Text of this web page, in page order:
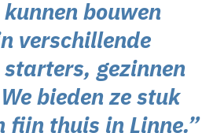
bouwen
verschillende
gezinnen
bieden ze stuk
fijn thuis in Linne.”